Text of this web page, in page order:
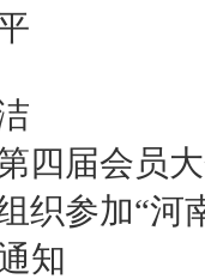
四届会员
织参加“河
知